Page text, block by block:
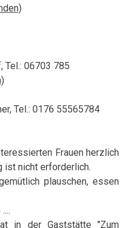
Tel.: 06703 785
Tel.: 0176 55565784
Frauen herzlich
ist nicht erforderlich.
plauschen, essen
in der Gaststätte "Zum